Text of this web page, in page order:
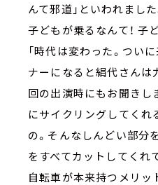
んて邪道」といわれまし
子どもが乗るなんて！ 子
「時代は変わった。つい
ナーになると絹代さんは
回の出演時にもお聞きし
にサイクリングしてくれ
の。そんなしんどい部
をすべてカットしてくれ
自転車が本来持つメリッ